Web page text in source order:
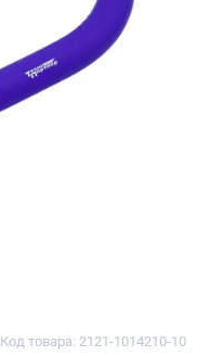
Код товара: 2121-1014210-10